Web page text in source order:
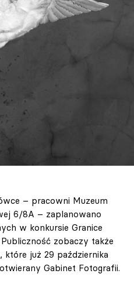
– pracowni Muzeum
6/8A – zaplanowano
w konkursie Granice
zobaczy także
już 29 października
Gabinet Fotografii.